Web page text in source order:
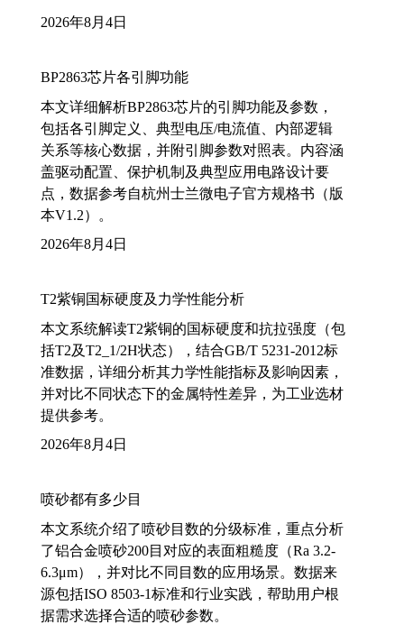
2026年8月4日
BP2863芯片各引脚功能
本文详细解析BP2863芯片的引脚功能及参数，
包括各引脚定义、典型电压/电流值、内部逻辑
关系等核心数据，并附引脚参数对照表。内容涵
盖驱动配置、保护机制及典型应用电路设计要
点，数据参考自杭州士兰微电子官方规格书（版
本V1.2）。
2026年8月4日
T2紫铜国标硬度及力学性能分析
本文系统解读T2紫铜的国标硬度和抗拉强度（包
括T2及T2_1/2H状态），结合GB/T 5231-2012标
准数据，详细分析其力学性能指标及影响因素，
并对比不同状态下的金属特性差异，为工业选材
提供参考。
2026年8月4日
喷砂都有多少目
本文系统介绍了喷砂目数的分级标准，重点分析
了铝合金喷砂200目对应的表面粗糙度（Ra 3.2-
6.3μm），并对比不同目数的应用场景。数据来
源包括ISO 8503-1标准和行业实践，帮助用户根
据需求选择合适的喷砂参数。